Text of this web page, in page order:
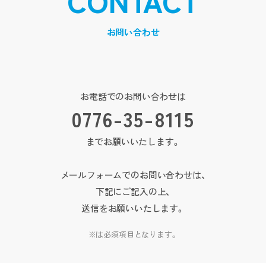
お問い合わせ
お電話でのお問い合わせは
0776-35-8115
までお願いいたします。
メールフォームでのお問い合わせは、
下記にご記入の上、
送信をお願いいたします。
※は必須項目となります。